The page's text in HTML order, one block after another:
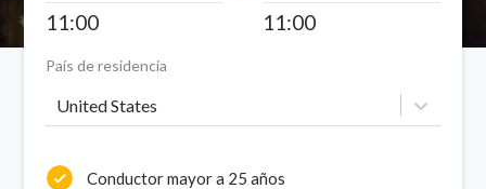
11:00 11:00
País de residencia
United States
Conductor mayor a 25 años